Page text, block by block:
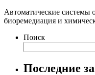
Автоматические системы
биоремедиация и
Поиск
Последние